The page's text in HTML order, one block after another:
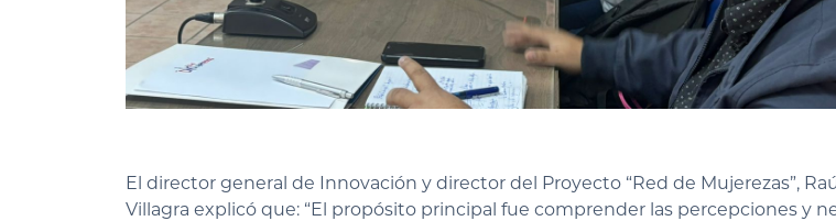
El director general de Innovación y director del Proyecto “Red de Mujerezas”,
Villagra explicó que: “El propósito principal fue comprender las percepciones y